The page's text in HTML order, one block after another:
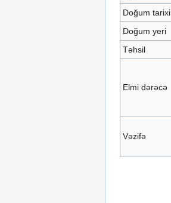
Doğum tarixi
Doğum yeri
Təhsil
Elmi dərəcə
Vəzifə